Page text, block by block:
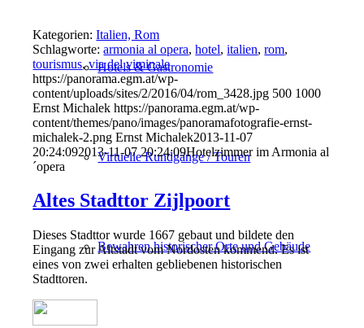
Hotels & Gastronomie
Virtuelle Rundgänge / Touren
Bewahren historischer Orte und Gebäude
Kategorien:Italien, Rom
Schlagworte:armonia al opera,hotel,italien,rom,
tourismus,via del viminale
https://panorama.egm.at/wp-
content/uploads/sites/2/2016/04/rom_3428.jpg 500 1000
Ernst Michalek https://panorama.egm.at/wp-
content/themes/pano/images/panoramafotografie-ernst-
michalek-2.png Ernst Michalek2013-11-07
20:24:092013-11-07 20:24:09Hotelzimmer im Armonia al
´opera
Altes Stadttor Zijlpoort
Dieses Stadttor wurde 1667 gebaut und bildete den
Eingang zur Altstadt vom Nordosten kommend. Es ist
eines von zwei erhalten gebliebenen historischen
Stadttoren.